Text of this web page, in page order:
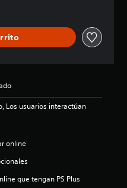
Los usuarios interactúan
online
que tengan PS Plus